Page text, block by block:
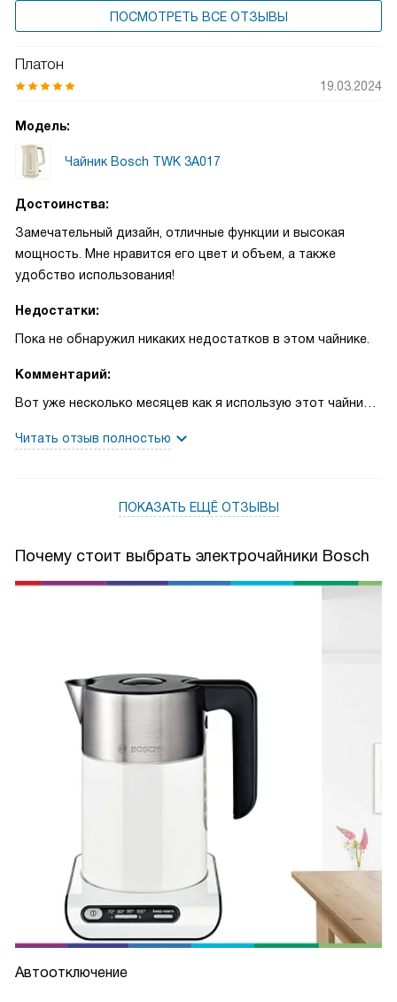
ПОСМОТРЕТЬ ВСЕ ОТЗЫВЫ
Платон
19.03.2024
Модель:
Чайник Bosch TWK 3A017
Достоинства:
Замечательный дизайн, отличные функции и высокая
мощность. Мне нравится его цвет и объем, а также
удобство использования!
Недостатки:
Пока не обнаружил никаких недостатков в этом чайнике.
Комментарий:
Вот уже несколько месяцев как я использую этот чайник и
на работу, он быстро нагревает воду для моего кофе. А
Мне особенно нравится его закрытая спираль, которая
обладает функцией "Без пара", что делает его
чайник обратно.
Еще одним большим плюсом является автоматическое
отключение при закипании и снятии с цоколя. Это придает
мне уверенность, что даже если я забуду выключить
чайник, он автоматически отключится, предотвращая
В общем, я очень доволен этим чайником. Он не только
красив и стильный, но и обладает всеми необходимыми
функциями для удобного и безопасного использования.
Рекомендую всем, кто ищет надежный и функциональный
Читать отзыв полностью
ПОКАЗАТЬ ЕЩЁ ОТЗЫВЫ
Почему стоит выбрать электрочайники Bosch
Автоотключение